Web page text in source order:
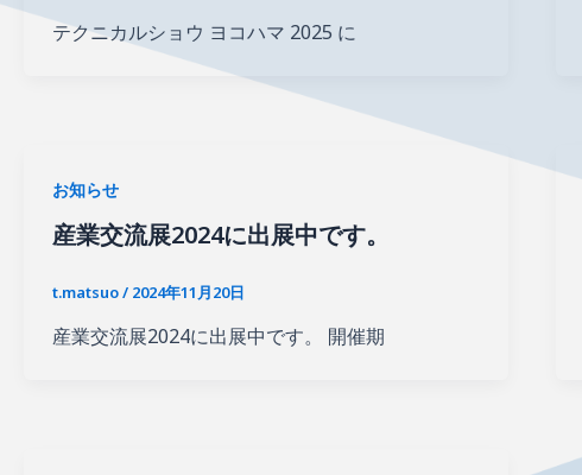
テクニカルショウ ヨコハマ 2025 に
お知らせ
産業交流展2024に出展中です。
t.matsuo/ 2024年11月20日
産業交流展2024に出展中です。 開催期